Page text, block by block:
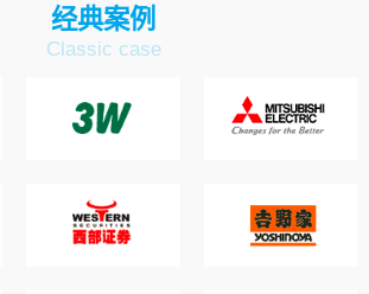
经典案例
Classic case